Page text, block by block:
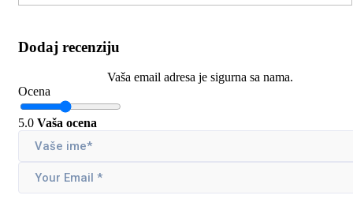
Dodaj recenziju
Vaša email adresa je sigurna sa nama.
Ocena
5.0 Vaša ocena